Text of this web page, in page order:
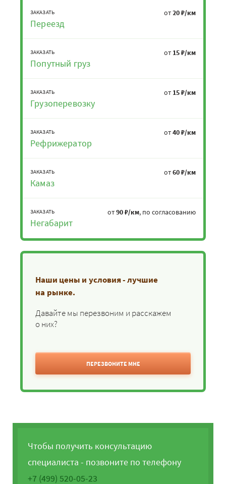
ЗАКАЗАТЬ
Переезд
от20 ₽/км
ЗАКАЗАТЬ
Попутный груз
от 15 ₽/км
ЗАКАЗАТЬ
Грузоперевозку
от 15 ₽/км
ЗАКАЗАТЬ
Рефрижератор
от40 ₽/км
ЗАКАЗАТЬ
Камаз
от60 ₽/км
ЗАКАЗАТЬ
Негабарит
от90 ₽/км, по согласованию
Наши цены и условия - лучшие
на рынке.
Давайте мы перезвоним и расскажем
о них?
ПЕРЕЗВОНИТЕ МНЕ
Чтобы получить консультацию
специалиста - позвоните по телефону
+7 (499) 520-05-23